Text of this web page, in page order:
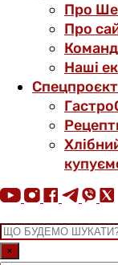
Про
Про
Наші
×